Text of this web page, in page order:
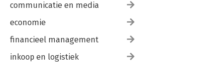
communicatie en media
economie
financieel management
inkoop en logistiek